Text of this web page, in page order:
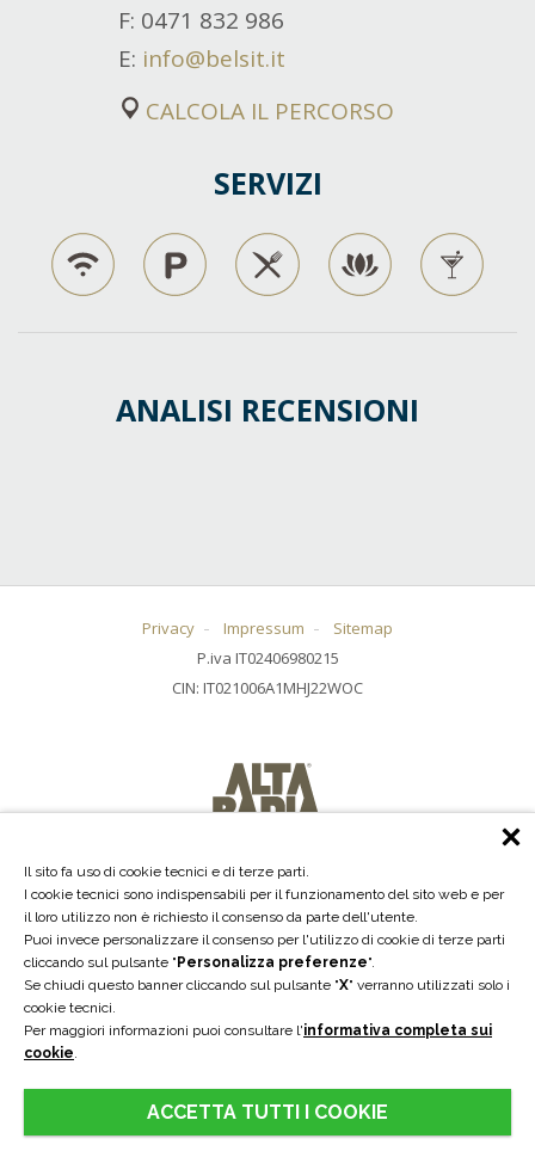
Il sito fa uso di cookie tecnici e di terze parti.
I cookie tecnici sono indispensabili per il funzionamento del sito web e per
il loro utilizzo non è richiesto il consenso da parte dell'utente.
Puoi invece personalizzare il consenso per l'utilizzo di cookie di terze parti
cliccando sul pulsante " Personalizza preferenze".
Se chiudi questo banner cliccando sul pulsante "X" verranno utilizzati solo i
cookie tecnici.
Per maggiori informazioni puoi consultare l'informativa completa sui
cookie.
ACCETTA TUTTI I COOKIE
F: 0471 832 986
E: info@belsit.it
CALCOLA IL PERCORSO
SERVIZI
ANALISI RECENSIONI
Privacy Impressum
Sitemap
P.iva IT02406980215
CIN: IT021006A1MHJ22WOC